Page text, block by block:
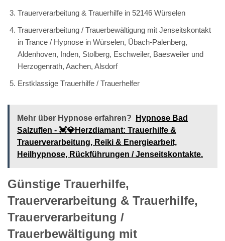
Trauerverarbeitung & Trauerhilfe in 52146 Würselen
Trauerverarbeitung / Trauerbewältigung mit Jenseitskontakt
in Trance / Hypnose in Würselen, Übach-Palenberg,
Aldenhoven, Inden, Stolberg, Eschweiler, Baesweiler und
Herzogenrath, Aachen, Alsdorf
Erstklassige Trauerhilfe / Trauerhelfer
Mehr über Hypnose erfahren?
Hypnose Bad
Salzuflen - 💓️💎Herzdiamant: Trauerhilfe &
Trauerverarbeitung, Reiki & Energiearbeit,
Heilhypnose, Rückführungen / Jenseitskontakte.
Günstige Trauerhilfe,
Trauerverarbeitung & Trauerhilfe,
Trauerverarbeitung /
Trauerbewältigung mit